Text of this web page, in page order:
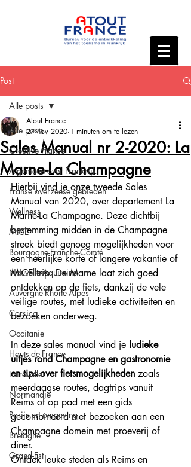
Post
Alle posts
Creative France
Algemeen over Frankrijk
Franse overzeese gebieden
Wellness
MICE
Bourgogne-Franche-Comté
Nouvelle-Aquitaine
Auvergne-Rhône-Alpes
Corsica
Occitanie
Hauts-de-France
Loirevallei
Normandie
Parijs en omgeving
Bretagne
Grand-Est
Alle posts
Sales Manual nr 2-2020: La
Marne-La Champagne
Atout France
27 nov 2020 1 minuten om te lezen
Hierbij vind je onze tweede Sales
Manual van 2020, over departement La
Marne-La Champagne. Deze dichtbij
bestemming midden in de Champagne
streek biedt genoeg mogelijkheden voor
een heerlijke korte of langere vakantie of
MICE trip. De Marne laat zich goed
ontdekken op de fiets, dankzij de vele
veilige routes, met ludieke activiteiten en
bezoeken onderweg.
In deze sales manual vind je ludieke
uitjes rond Champagne en gastronomie
en tips over fietsmogelijkheden zoals
meerdaagse routes, dagtrips vanuit
Reims of op pad met een gids
gecombineerd met bezoeken aan een
Champagne domein met proeverij of
diner.
Ontdek leuke steden als Reims en